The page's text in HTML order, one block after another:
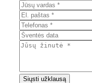
Siųsti užklausą